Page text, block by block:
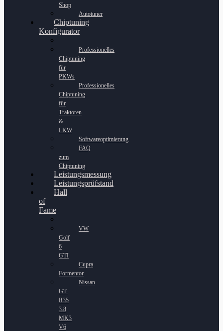
Shop
Autotuner
Chiptuning
Konfigurator
Professionelles
Chiptuning
für
PKWs
Professionelles
Chiptuning
für
Traktoren
&
LKW
Softwareoptimierung
FAQ
zum
Chiptuning
Leistungsmessung
Leistungsprüfstand
Hall
of
Fame
VW
Golf
6
GTI
Cupra
Formentor
Nissan
GT-
R35
3.8
MK3
V6